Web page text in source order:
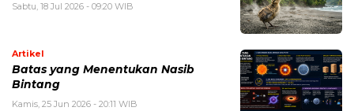
Sabtu, 18 Jul 2026 - 09:20 WIB
Artikel
Batas yang Menentukan Nasib
Bintang
Kamis, 25 Jun 2026 - 20:11 WIB